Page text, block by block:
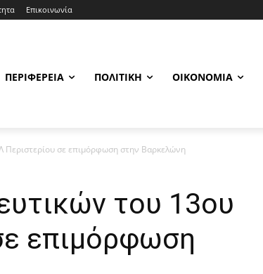
Επικοινωνία
ΠΕΡΙΦΈΡΕΙΑ ΠΟΛΙΤΙΚΉ ΟΙΚΟΝΟΜΊΑ
Περιστερίου σε επιμόρφωση στην Βαρκελώνη
του 13ου
επιμόρφωση